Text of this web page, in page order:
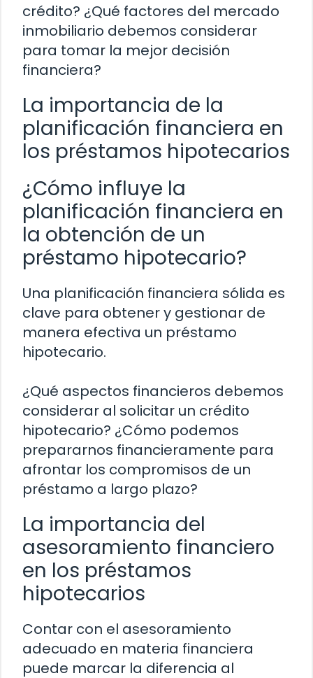
crédito? ¿Qué factores del mercado
inmobiliario debemos considerar
para tomar la mejor decisión
financiera?
La importancia de la
planificación financiera en
los préstamos hipotecarios
¿Cómo influye la
planificación financiera en
la obtención de un
préstamo hipotecario?
Una planificación financiera sólida es
clave para obtener y gestionar de
manera efectiva un préstamo
hipotecario.
¿Qué aspectos financieros debemos
considerar al solicitar un crédito
hipotecario? ¿Cómo podemos
prepararnos financieramente para
afrontar los compromisos de un
préstamo a largo plazo?
La importancia del
asesoramiento financiero
en los préstamos
hipotecarios
Contar con el asesoramiento
adecuado en materia financiera
puede marcar la diferencia al